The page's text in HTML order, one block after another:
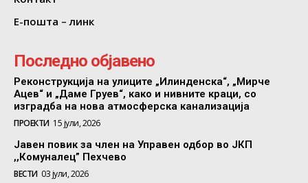
Е-пошта – линк
Последно објавено
Реконструкција на улиците „Илинденска“, „Мирче
Ацев“ и „Даме Груев“, како и нивните краци, со
изградба на нова атмосферска канализација
ПРОЕКТИ 15 јули, 2026
Јавен повик за член на Управен одбор во ЈКП
,,Комуналец” Пехчево
ВЕСТИ 03 јули, 2026